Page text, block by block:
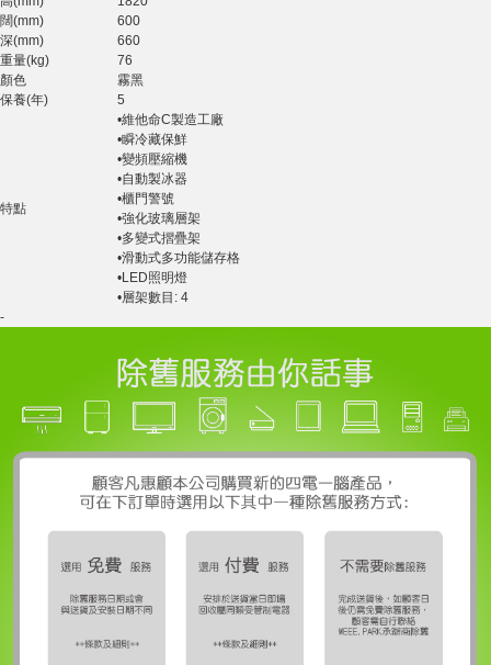
闊(mm)
600
深(mm)
660
重量(kg)
76
顏色
霧黑
保養(年)
5
特點
•維他命C製造工廠
•瞬冷藏保鮮
•變頻壓縮機
•自動製冰器
•櫃門警號
•強化玻璃層架
•多變式摺疊架
•滑動式多功能儲存格
•LED照明燈
•層架數目: 4
-